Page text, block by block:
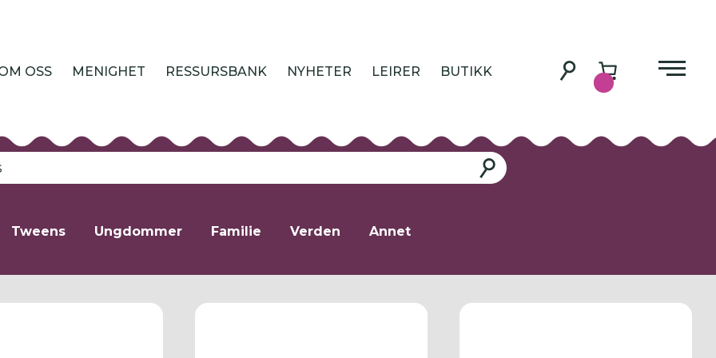
BUTIKK
LEIRER
NYHETER
RESSURSBANK
MENIGHET
OSS
Ressursbank
etter
Søk
Tweens Ungdommer Familie Verden Annet